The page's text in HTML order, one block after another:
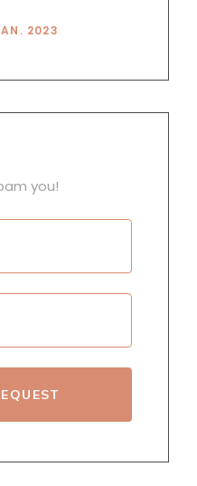
2023
you!